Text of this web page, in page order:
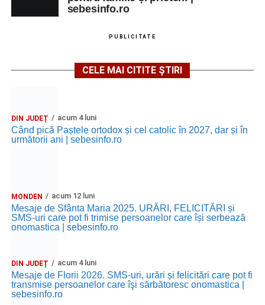
sebesinfo.ro
PUBLICITATE
CELE MAI CITITE ȘTIRI
DIN JUDEȚ acum 4 luni
Când pică Paștele ortodox și cel catolic în 2027, dar și în
următorii ani | sebesinfo.ro
MONDEN acum 12 luni
Mesaje de Sfânta Maria 2025. URĂRI, FELICITĂRI și
SMS-uri care pot fi trimise persoanelor care își serbează
onomastica | sebesinfo.ro
DIN JUDEȚ acum 4 luni
Mesaje de Florii 2026. SMS-uri, urări și felicitări care pot fi
transmise persoanelor care îşi sărbătoresc onomastica |
sebesinfo.ro